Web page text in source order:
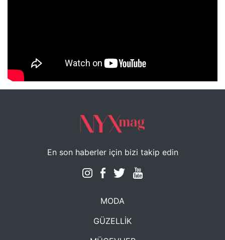
NYXmag 2. Yaş Kutlama Etkinliği
En son haberler için bizi takip edin
MODA
GÜZELLİK